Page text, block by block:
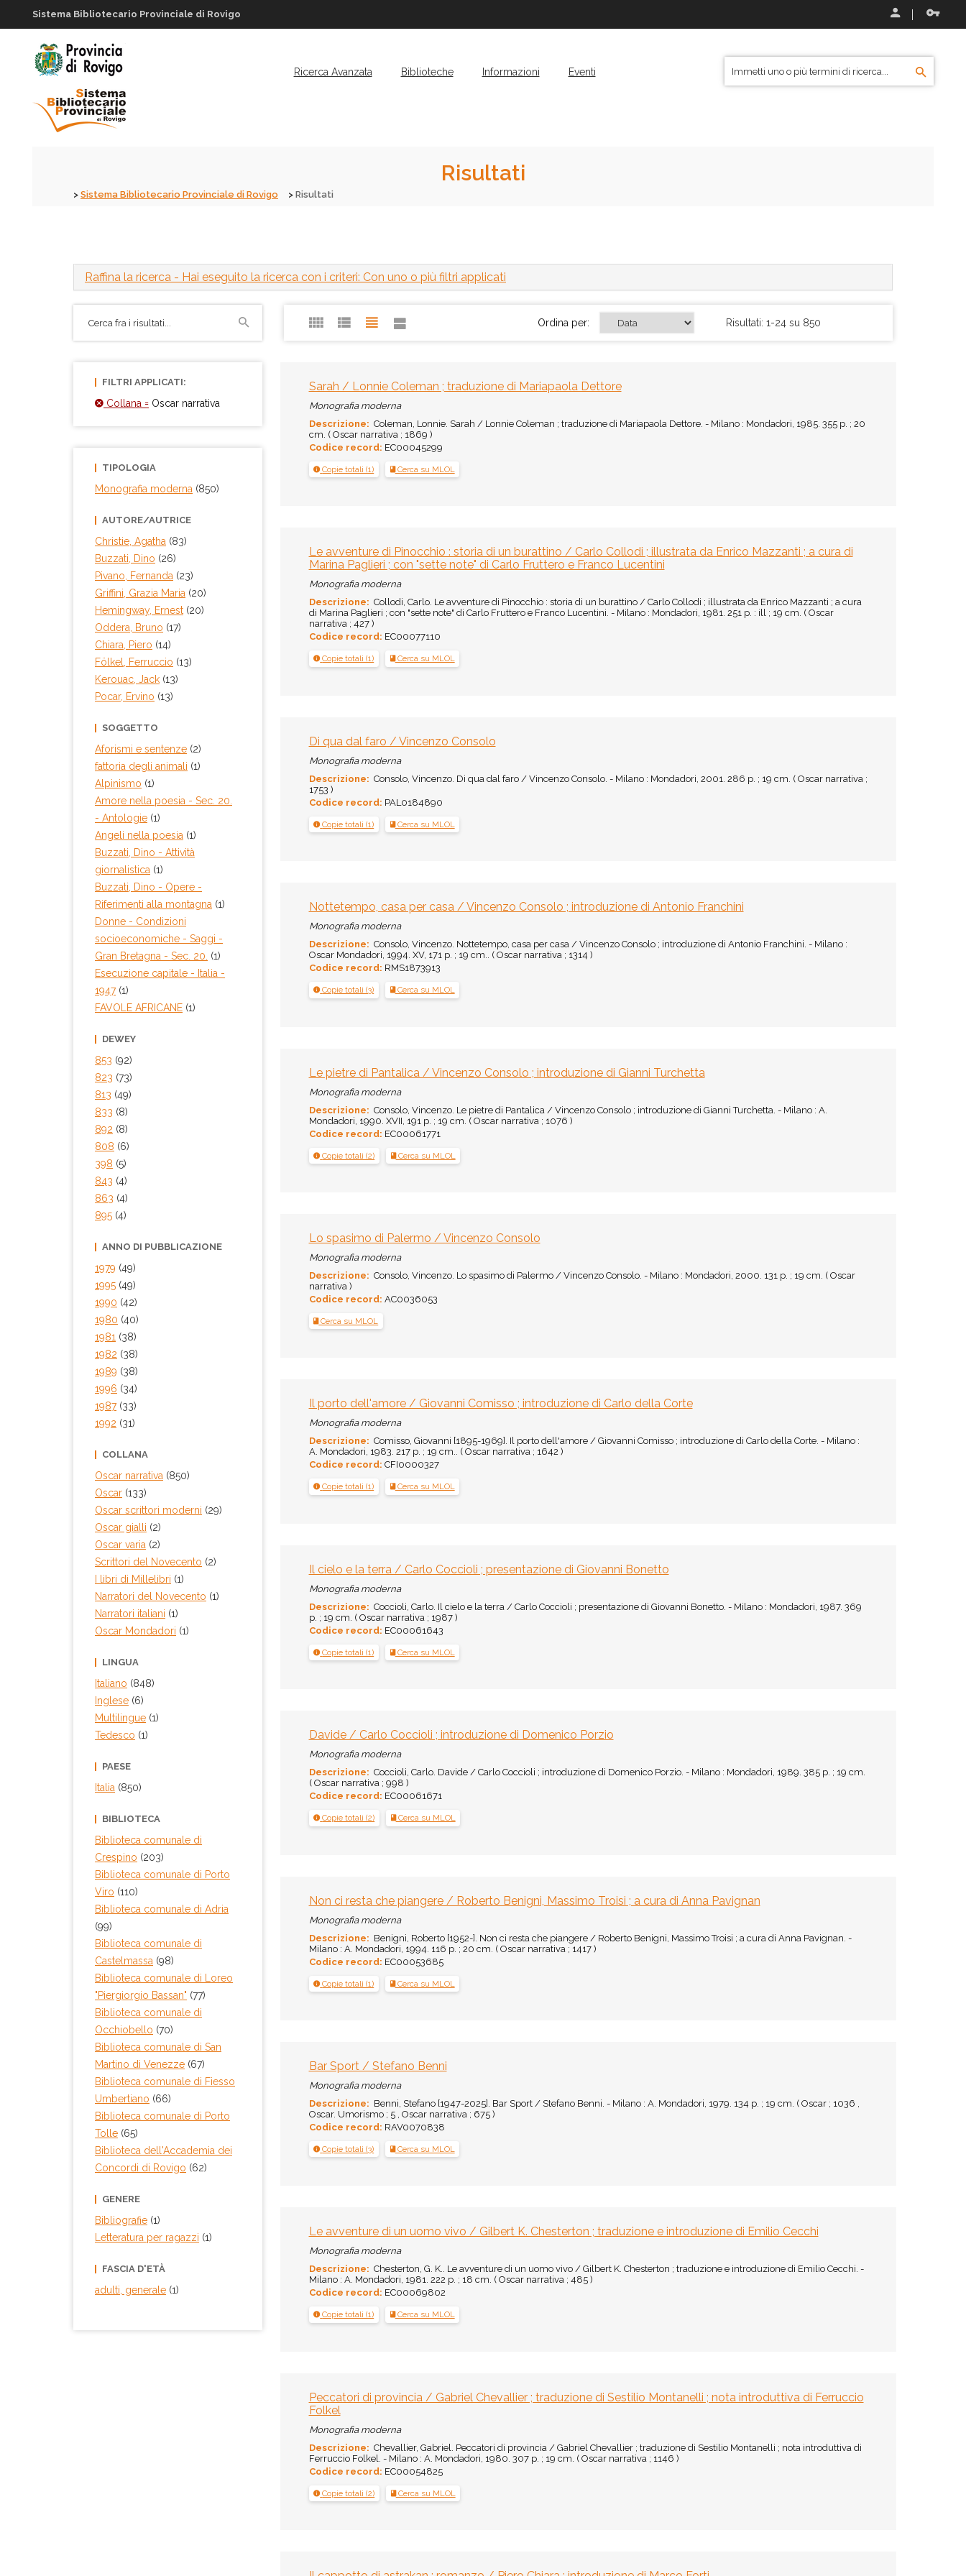
Sistema Bibliotecario Provinciale di Rovigo
Ricerca Avanzata Biblioteche Informazioni Eventi
Risultati
Sistema Bibliotecario Provinciale di Rovigo Risultati
Raffina la ricerca - Hai eseguito la ricerca con i criteri: Con uno o più filtri applicati
Ordina per: Risultati: 1-24 su 850
Sarah / Lonnie Coleman ; traduzione di Mariapaola Dettore
Monografia moderna
Descrizione: Coleman, Lonnie. Sarah / Lonnie Coleman ; traduzione di Mariapaola Dettore. - Milano : Mondadori, 1985. 355 p. ; 20
cm. ( Oscar narrativa ; 1869 )
Codice record: EC00045299
Copie totali (1) Cerca su MLOL
Le avventure di Pinocchio : storia di un burattino / Carlo Collodi ; illustrata da Enrico Mazzanti ; a cura di
Marina Paglieri ; con "sette note" di Carlo Fruttero e Franco Lucentini
Monografia moderna
Descrizione: Collodi, Carlo. Le avventure di Pinocchio : storia di un burattino / Carlo Collodi ; illustrata da Enrico Mazzanti ; a cura
di Marina Paglieri ; con "sette note" di Carlo Fruttero e Franco Lucentini. - Milano : Mondadori, 1981. 251 p. : ill ; 19 cm. ( Oscar
narrativa ; 427 )
Codice record: EC00077110
Copie totali (1) Cerca su MLOL
Di qua dal faro / Vincenzo Consolo
Monografia moderna
Descrizione: Consolo, Vincenzo. Di qua dal faro / Vincenzo Consolo. - Milano : Mondadori, 2001. 286 p. ; 19 cm. ( Oscar narrativa ;
1753 )
Codice record: PAL0184890
Copie totali (1) Cerca su MLOL
Nottetempo, casa per casa / Vincenzo Consolo ; introduzione di Antonio Franchini
Monografia moderna
Descrizione: Consolo, Vincenzo. Nottetempo, casa per casa / Vincenzo Consolo ; introduzione di Antonio Franchini. - Milano :
Oscar Mondadori, 1994. XV, 171 p. ; 19 cm.. ( Oscar narrativa ; 1314 )
Codice record: RMS1873913
Copie totali (3) Cerca su MLOL
Le pietre di Pantalica / Vincenzo Consolo ; introduzione di Gianni Turchetta
Monografia moderna
Descrizione: Consolo, Vincenzo. Le pietre di Pantalica / Vincenzo Consolo ; introduzione di Gianni Turchetta. - Milano : A.
Mondadori, 1990. XVII, 191 p. ; 19 cm. ( Oscar narrativa ; 1076 )
Codice record: EC00061771
Copie totali (2) Cerca su MLOL
Lo spasimo di Palermo / Vincenzo Consolo
Monografia moderna
Descrizione: Consolo, Vincenzo. Lo spasimo di Palermo / Vincenzo Consolo. - Milano : Mondadori, 2000. 131 p. ; 19 cm. ( Oscar
narrativa )
Codice record: AC0036053
Cerca su MLOL
Il porto dell'amore / Giovanni Comisso ; introduzione di Carlo della Corte
Monografia moderna
Descrizione: Comisso, Giovanni [1895-1969]. Il porto dell'amore / Giovanni Comisso ; introduzione di Carlo della Corte. - Milano :
A. Mondadori, 1983. 217 p. ; 19 cm.. ( Oscar narrativa ; 1642 )
Codice record: CFI0000327
Copie totali (1) Cerca su MLOL
Il cielo e la terra / Carlo Coccioli ; presentazione di Giovanni Bonetto
Monografia moderna
Descrizione: Coccioli, Carlo. Il cielo e la terra / Carlo Coccioli ; presentazione di Giovanni Bonetto. - Milano : Mondadori, 1987. 369
p. ; 19 cm. ( Oscar narrativa ; 1987 )
Codice record: EC00061643
Copie totali (1) Cerca su MLOL
Davide / Carlo Coccioli ; introduzione di Domenico Porzio
Monografia moderna
Descrizione: Coccioli, Carlo. Davide / Carlo Coccioli ; introduzione di Domenico Porzio. - Milano : Mondadori, 1989. 385 p. ; 19 cm.
( Oscar narrativa ; 998 )
Codice record: EC00061671
Copie totali (2) Cerca su MLOL
Non ci resta che piangere / Roberto Benigni, Massimo Troisi ; a cura di Anna Pavignan
Monografia moderna
Descrizione: Benigni, Roberto [1952-]. Non ci resta che piangere / Roberto Benigni, Massimo Troisi ; a cura di Anna Pavignan. -
Milano : A. Mondadori, 1994. 116 p. ; 20 cm. ( Oscar narrativa ; 1417 )
Codice record: EC00053685
Copie totali (1) Cerca su MLOL
Bar Sport / Stefano Benni
Monografia moderna
Descrizione: Benni, Stefano [1947-2025]. Bar Sport / Stefano Benni. - Milano : A. Mondadori, 1979. 134 p. ; 19 cm. ( Oscar ; 1036 ,
Oscar. Umorismo ; 5 , Oscar narrativa ; 675 )
Codice record: RAV0070838
Copie totali (3) Cerca su MLOL
Le avventure di un uomo vivo / Gilbert K. Chesterton ; traduzione e introduzione di Emilio Cecchi
Monografia moderna
Descrizione: Chesterton, G. K.. Le avventure di un uomo vivo / Gilbert K. Chesterton ; traduzione e introduzione di Emilio Cecchi. -
Milano : A. Mondadori, 1981. 222 p. ; 18 cm. ( Oscar narrativa ; 485 )
Codice record: EC00069802
Copie totali (1) Cerca su MLOL
Peccatori di provincia / Gabriel Chevallier ; traduzione di Sestilio Montanelli ; nota introduttiva di Ferruccio
Folkel
Monografia moderna
Descrizione: Chevallier, Gabriel. Peccatori di provincia / Gabriel Chevallier ; traduzione di Sestilio Montanelli ; nota introduttiva di
Ferruccio Folkel. - Milano : A. Mondadori, 1980. 307 p. ; 19 cm. ( Oscar narrativa ; 1146 )
Codice record: EC00054825
Copie totali (2) Cerca su MLOL
FILTRI APPLICATI:
Collana = Oscar narrativa
TIPOLOGIA
Monografia moderna (850)
AUTORE/AUTRICE
Christie, Agatha (83)
Buzzati, Dino (26)
Pivano, Fernanda (23)
Griffini, Grazia Maria (20)
Hemingway, Ernest (20)
Oddera, Bruno (17)
Chiara, Piero (14)
Fölkel, Ferruccio (13)
Kerouac, Jack (13)
Pocar, Ervino (13)
SOGGETTO
Aforismi e sentenze (2)
fattoria degli animali (1)
Alpinismo (1)
Amore nella poesia - Sec. 20.
- Antologie (1)
Angeli nella poesia (1)
Buzzati, Dino - Attività
giornalistica (1)
Buzzati, Dino - Opere -
Riferimenti alla montagna (1)
Donne - Condizioni
socioeconomiche - Saggi -
Gran Bretagna - Sec. 20. (1)
Esecuzione capitale - Italia -
1947(1)
FAVOLE AFRICANE (1)
DEWEY
853 (92)
823 (73)
813 (49)
833 (8)
892 (8)
808 (6)
398 (5)
843 (4)
863 (4)
895 (4)
ANNO DI PUBBLICAZIONE
1979 (49)
1995 (49)
1990 (42)
1980 (40)
1981 (38)
1982 (38)
1989 (38)
1996 (34)
1987(33)
1992 (31)
COLLANA
Oscar narrativa (850)
Oscar (133)
Oscar scrittori moderni (29)
Oscar gialli (2)
Oscar varia (2)
Scrittori del Novecento (2)
I libri di Millelibri (1)
Narratori del Novecento (1)
Narratori italiani (1)
Oscar Mondadori (1)
LINGUA
Italiano (848)
Inglese (6)
Multilingue (1)
Tedesco (1)
PAESE
Italia (850)
BIBLIOTECA
Biblioteca comunale di
Crespino (203)
Biblioteca comunale di Porto
Viro (110)
Biblioteca comunale di Adria
(99)
Biblioteca comunale di
Castelmassa (98)
Biblioteca comunale di Loreo
"Piergiorgio Bassan" (77)
Biblioteca comunale di
Occhiobello (70)
Biblioteca comunale di San
Martino di Venezze (67)
Biblioteca comunale di Fiesso
Umbertiano (66)
Biblioteca comunale di Porto
Tolle (65)
Biblioteca dell'Accademia dei
Concordi di Rovigo (62)
GENERE
Bibliografie (1)
Letteratura per ragazzi (1)
FASCIA D'ETÀ
adulti, generale (1)